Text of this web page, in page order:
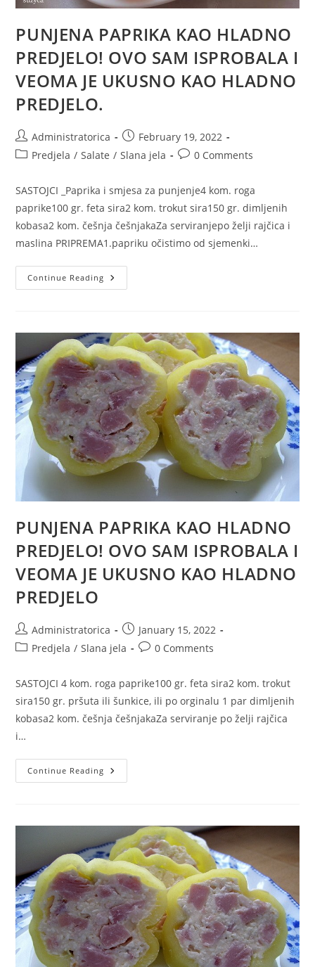
PUNJENA PAPRIKA KAO HLADNO
PREDJELO! OVO SAM ISPROBALA I
VEOMA JE UKUSNO KAO HLADNO
PREDJELO.
Post
author:
Administratorica
Post
published:
February 19, 2022
PostPredjela / Salate / Slana jela
Post0 Comments
SASTOJCI _Paprika i smjesa za punjenje4 kom. roga
paprike100 gr. feta sira2 kom. trokut sira150 gr. dimljenih
kobasa2 kom. češnja češnjakaZa serviranjepo želji rajčica i
maslina PRIPREMA1.papriku očistimo od sjemenki…
Continue Reading PUNJENA
PAPRIKA
SAM
ISPROBALA
I
VEOMA
JE
UKUSNO
KAO
HLADNO
PREDJELO.
PUNJENA PAPRIKA KAO HLADNO
PREDJELO! OVO SAM ISPROBALA I
VEOMA JE UKUSNO KAO HLADNO
PREDJELO
Post
author:
Administratorica
Post
published:
January 15, 2022
PostPredjela / Slana jela
Post0 Comments
SASTOJCI 4 kom. roga paprike100 gr. feta sira2 kom. trokut
sira150 gr. pršuta ili šunkice, ili po orginalu 1 par dimljenih
kobasa2 kom. češnja češnjakaZa serviranje po želji rajčica
i…
Continue Reading PUNJENA
PAPRIKA
SAM
ISPROBALA
I
VEOMA
JE
UKUSNO
KAO
HLADNO
PREDJELO